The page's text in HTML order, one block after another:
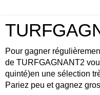
Pour gagner
de TURFGAGNANT2
quinté)en une sélection
Pariez peu et gagnez